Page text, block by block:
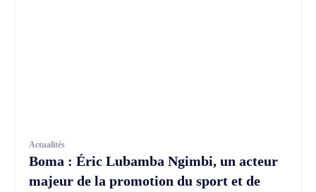
Actualités
Boma : Éric Lubamba Ngimbi, un acteur
majeur de la promotion du sport et de